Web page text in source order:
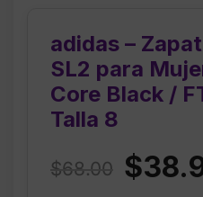
adidas –
SL2 para
Core Black /
Talla 8
$68.00 Original
$